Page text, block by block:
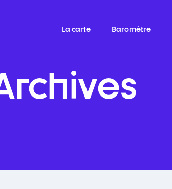
La carte Baromètre